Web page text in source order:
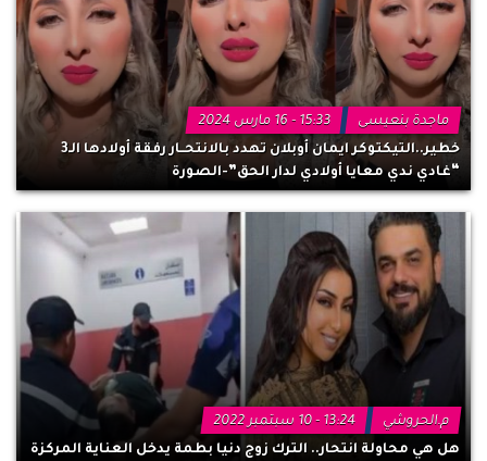
ماجدة بنعيسى
15:33 - 16 مارس 2024
خطير..التيكتوكر ايمان أوبلان تهدد بالانتحــار رفقة أولادها الـ3
“غادي ندي معايا أولادي لدار الحق”-الصورة
م.الحروشي
13:24 - 10 سبتمبر 2022
هل هي محاولة انتحار.. الترك زوج دنيا بطمة يدخل العناية المركزة